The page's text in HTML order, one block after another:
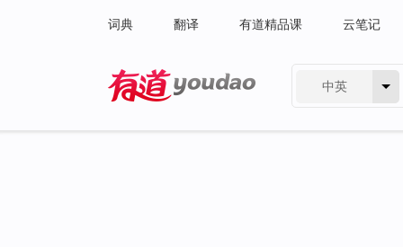
词典 翻译 有道精品课 云笔记
中英